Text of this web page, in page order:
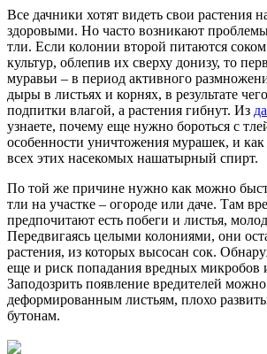
Все дачники хотят видеть свои растения
здоровыми. Но часто возникают
тли. Если колонии второй питаются
культур, облепив их сверху донизу, то
муравьи – в период активного
дыры в листьях и корнях, в результате
подпитки влагой, а растения гибнут. Из
узнаете, почему еще нужно бороться с
особенности уничтожения мурашек, и
всех этих насекомых нашатырный спирт.
По той же причине нужно как можно
тли на участке – огороде или даче. Там
предпочитают есть побеги и листья,
Передвигаясь целыми колониями, они
растения, из которых высосан сок.
еще и риск попадания вредных микробов
Заподозрить появление вредителей
деформированным листьям, плохо
бутонам.